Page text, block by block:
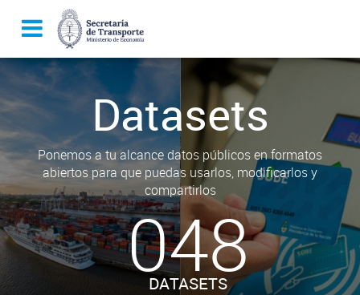
Datasets
Ponemos a tu alcance datos públicos en formatos
abiertos para que puedas usarlos, modificarlos y
compartirlos
048
DATASETS